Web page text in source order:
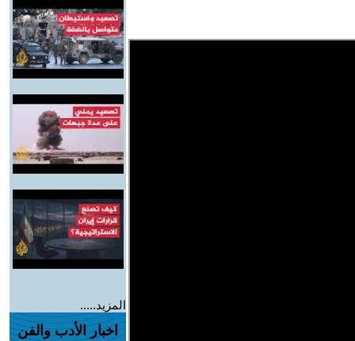
المزيد.....
اخبار الأدب والفن